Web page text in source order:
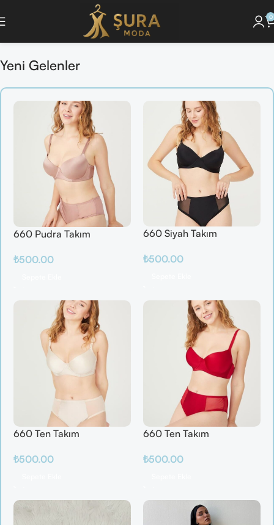
0
] 🔘 [Pijama Takımlarını İncele ]🔘 [ Saç Bakım Ürünlerini Gör ]
Yeni Gelenler
660 Pudra Takım
₺500.00
660 Siyah Takım
₺500.00
660 Ten Takım
₺500.00
660 Ten Takım
₺500.00